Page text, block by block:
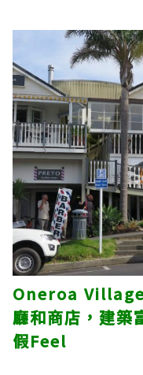
Oneroa Village
廳和商店，建築
假Feel